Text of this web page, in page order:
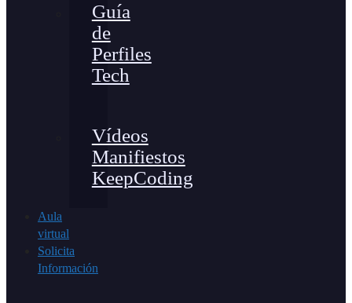
Guía
de
Perfiles
Tech
Vídeos
Manifiestos
KeepCoding
Aula
virtual
Solicita
Información